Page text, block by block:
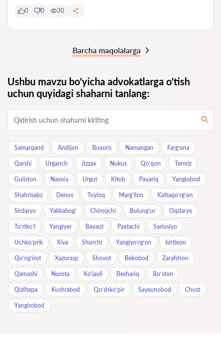
0 0 30
Barcha maqolalarga
Ushbu mavzu bo'yicha advokatlarga o'tish
uchun quyidagi shaharni tanlang:
Samarqand Andijon Buxoro Namangan Farg‘ona
Qarshi Urganch Jizzax Nukus Qo‘qon Termiz
Guliston Navoiy Urgut Kitob Payariq Yangiobod
Shahrisabz Denov Toyloq Marg‘ilon Kattaqo‘rg‘on
Sirdaryo Yakkabog‘ Chiroqchi Bulung‘ur Oqdaryo
To‘rtko‘l Yangiyer Bayaut Paxtachi Sariosiyo
Uchkoʻprik Xiva Shurchi Yangiyo‘rg‘on Ishtixon
Qo‘ng‘irot Xazorasp Shovot Bekobod Zarafshon
Qamashi Nurota Xo‘jayli Beshariq Bo‘ston
Qiziltepa Kushrabod Qo‘shko‘pir Sayxunobod Chust
Yangirobod